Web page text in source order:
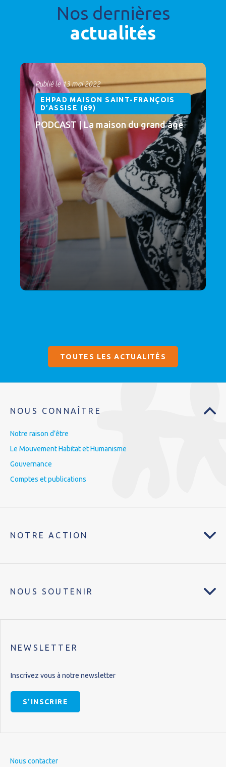
Nos dernières
actualités
Publié le 13 mai 2022
EHPAD MAISON SAINT-FRANÇOIS
D’ASSISE (69)
PODCAST | La maison du grand âge
TOUTES LES ACTUALITÉS
NOUS CONNAÎTRE
Notre raison d’être
Le Mouvement Habitat et Humanisme
Gouvernance
Comptes et publications
NOTRE ACTION
NOUS SOUTENIR
NEWSLETTER
Inscrivez vous à notre newsletter
S'INSCRIRE
Nous contacter